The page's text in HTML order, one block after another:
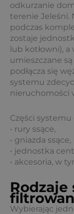
odkurzanie
terenie Jeleśni.
podczas
zostaje
lub kotłowni),
umieszczane
podłącza się
systemu
nieruchomości
Części
• rury ssące,
• gniazda ssące,
• jednostka
• akcesoria, w
Rodzaje
Wybierając